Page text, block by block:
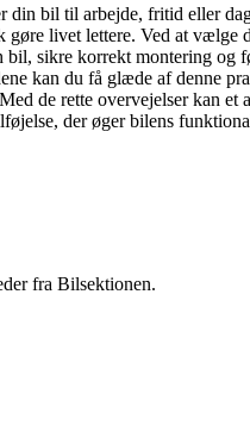
din bil til arbejde, fritid eller
livet lettere. Ved at vælge
sikre korrekt montering og
kan du få glæde af denne
de rette overvejelser kan
der øger bilens
fra Bilsektionen.